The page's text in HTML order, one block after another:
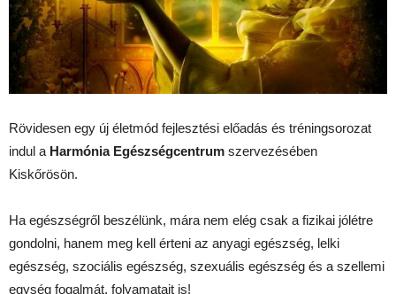
Rövidesen egy új életmód fejlesztési előadás és tréningsorozat
indul a Harmónia Egészségcentrum szervezésében
Kiskőrösön.
Ha egészségről beszélünk, mára nem elég csak a fizikai jólétre
gondolni, hanem meg kell érteni az anyagi egészség, lelki
egészség, szociális egészség, szexuális egészség és a szellemi
egység fogalmát, folyamatait is!